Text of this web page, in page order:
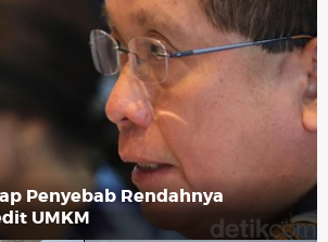
Penyebab Rendahnya
UMKM